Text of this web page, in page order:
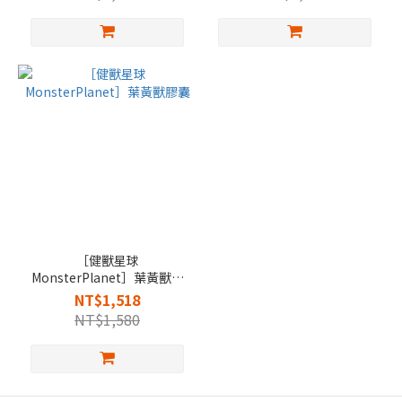
［健獸星球
MonsterPlanet］葉黃獸膠
囊
NT$1,518
NT$1,580